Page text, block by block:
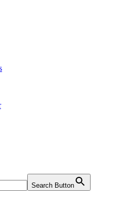
Search Button